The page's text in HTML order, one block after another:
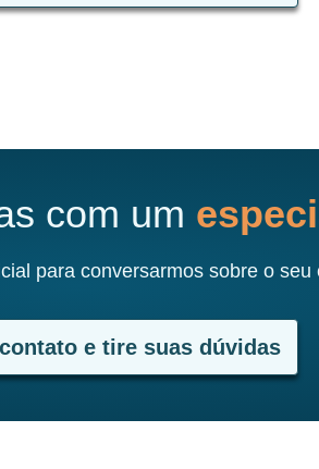
com um
para conversarmos sobre o seu
e tire suas dúvidas